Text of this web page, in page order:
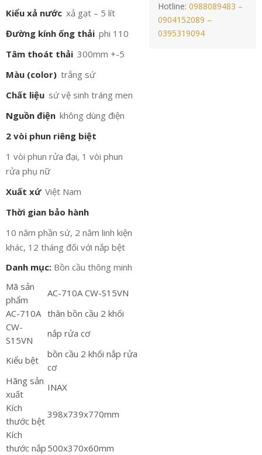
Kiểu xả nước xả gạt – 5 lít
Đường kính ống thải phi 110
Tâm thoát thải 300mm +-5
Màu (color) trắng sứ
Chất liệu sứ vệ sinh tráng men
Nguồn điện không dùng điện
2 vòi phun riêng biệt
1 vòi phun rửa đại, 1 vòi phun
rửa phụ nữ
Xuất xứ Việt Nam
Thời gian bảo hành
10 năm phần sứ, 2 năm linh kiện
khác, 12 tháng đối với nắp bệt
Danh mục: Bồn cầu thông minh
Mã sản
phẩm
AC-710A CW-S15VN
AC-710A thân bồn cầu 2 khối
CW-
S15VN
nắp rửa cơ
Kiểu bệt
bồn cầu 2 khối nắp rửa
cơ
Hãng sản
xuất
INAX
Kích
thước bệt
398x739x770mm
Kích
thước nắp 500x370x60mm
Hotline:0988089483 –
0904152089 –
0395319094